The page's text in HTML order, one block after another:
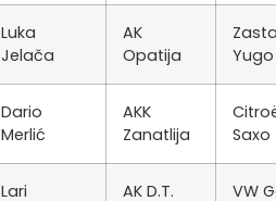
Luka
Jelača
AK
Opatija
Yugo
Dario
Merlić
AKK
Zanatlija
Saxo
Lari
AK D.T.
VW